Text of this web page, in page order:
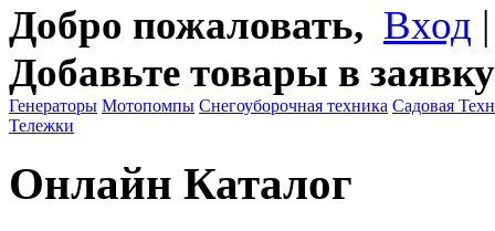
Добро пожаловать, Вход
Добавьте товары в заявку
Генераторы Мотопомпы Снегоуборочная техника Садовая
Тележки
Онлайн Каталог